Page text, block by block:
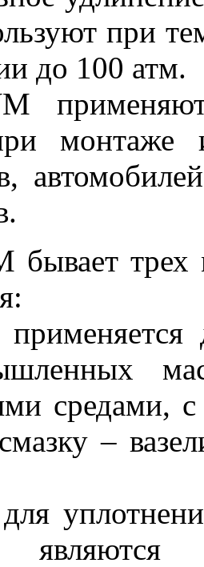
при
до 100 атм.
применяют
монтаже
трех
средами,
–